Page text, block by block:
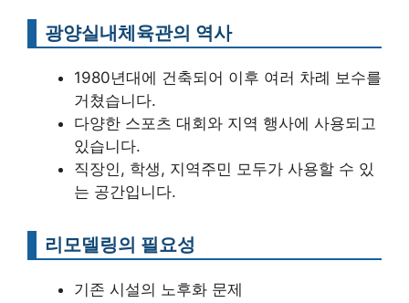
광양실내체육관의 역사
1980년대에 건축되어 이후 여러 차례 보수를
거쳤습니다.
다양한 스포츠 대회와 지역 행사에 사용되고
있습니다.
직장인, 학생, 지역주민 모두가 사용할 수 있
는 공간입니다.
리모델링의 필요성
기존 시설의 노후화 문제